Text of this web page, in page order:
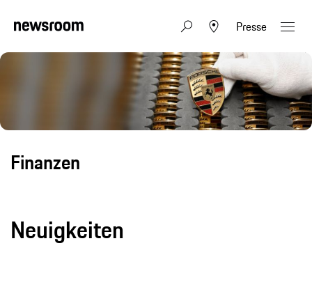
Presse
Finanzen
Neuigkeiten